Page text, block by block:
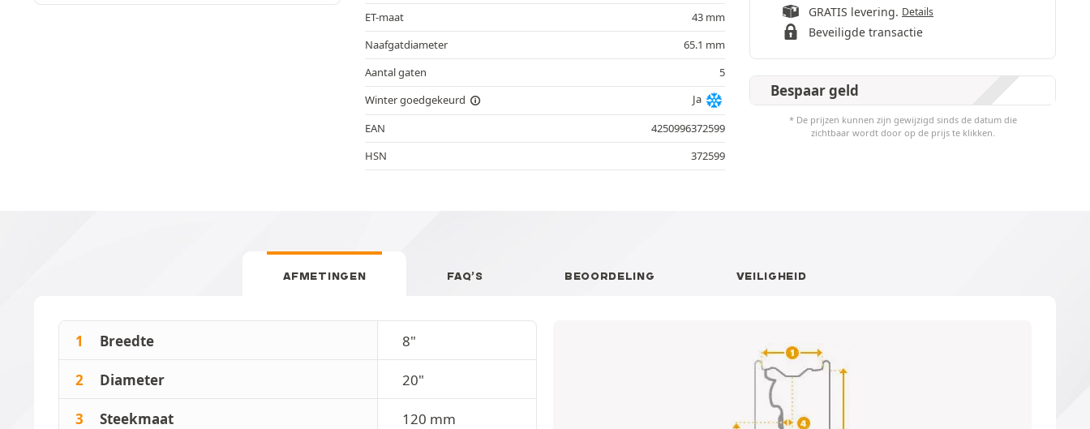
GRATIS levering. Details
Beveiligde transactie
Bespaar geld
* De prijzen kunnen zijn gewijzigd sinds de datum die
zichtbaar wordt door op de prijs te klikken.
ET-maat
43 mm
Naafgatdiameter
65.1 mm
Aantal gaten
5
Winter goedgekeurd
Ja
EAN
4250996372599
HSN
372599
AFMETINGEN FAQ’S BEOORDELING VEILIGHEID
1 Breedte 8"
2 Diameter 20"
3 Steekmaat 120 mm